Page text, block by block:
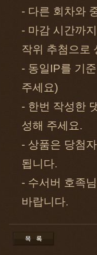
- 다른 회차와
- 마감 시간까
작위 추첨으로
- 동일IP를 기
주세요)
- 한번 작성한
성해 주세요.
- 상품은 당첨
됩니다.
- 수서버 호족
바랍니다.